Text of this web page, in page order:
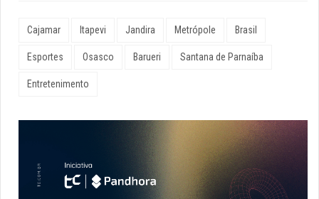
Cajamar Itapevi Jandira Metrópole Brasil
Esportes Osasco Barueri Santana de Parnaíba
Entretenimento